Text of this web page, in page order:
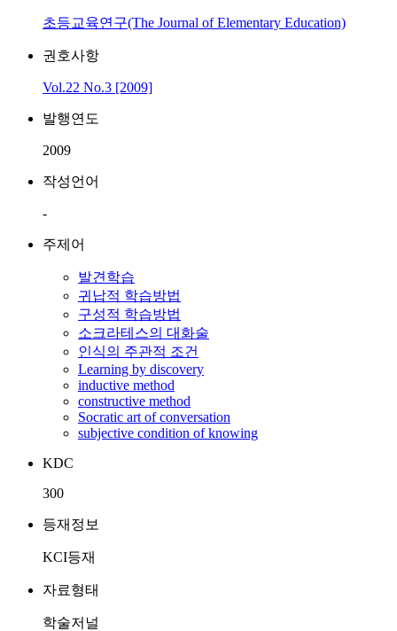
초등교육연구(The Journal of Elementary Education)
권호사항
Vol.22 No.3 [2009]
발행연도
2009
작성언어
-
주제어
발견학습
귀납적 학습방법
구성적 학습방법
소크라테스의 대화술
인식의 주관적 조건
Learning by discovery
inductive method
constructive method
Socratic art of conversation
subjective condition of knowing
KDC
300
등재정보
KCI등재
자료형태
학술저널